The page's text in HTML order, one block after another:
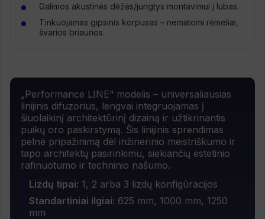
Galimos akustinės dėžės/jungtys montavimui į lubas.
Tinkuojamas gipsinis korpusas – nematomi rėmeliai,
švarios briaunos.
„Performance LINE“ modelis – universaliausias
linijinis difuzorius, lengvai integruojamas į
šiuolaikinį architektūrinį dizainą ir užtikrinantis
puikų oro paskirstymą. Šis linijinis sprendimas
pelnė pripažinimą dėl inžinerinio meistriškumo ir
tapo architektų pasirinkimu, siekiančių estetinio
rafinuotumo ir techninio našumo.
Lizdų tipai: 1, 2 arba 3 lizdų konfigūracijos
Standartiniai ilgiai: 625 mm, 1000 mm, 1250
mm